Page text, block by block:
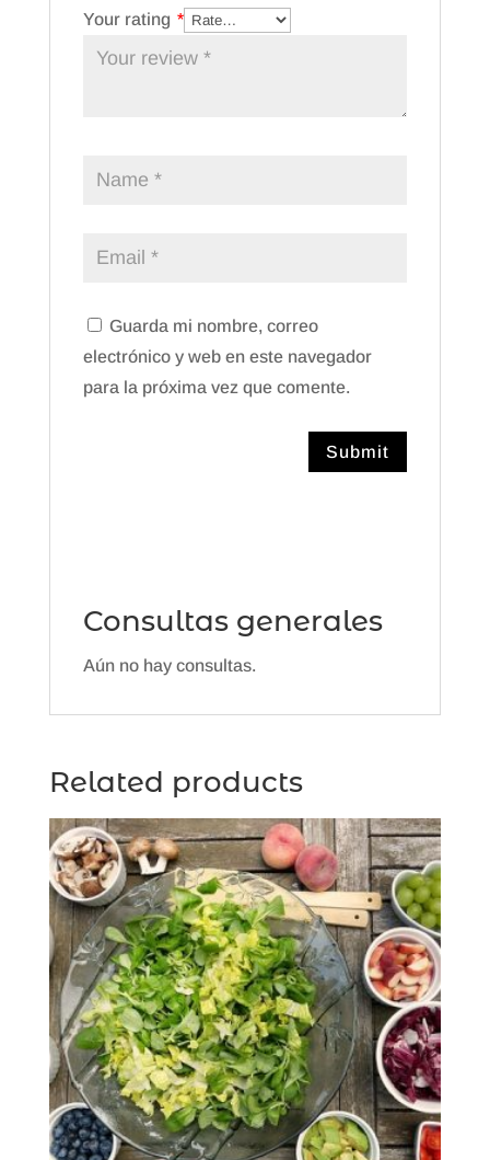
Your rating *
Guarda mi nombre, correo
electrónico y web en este navegador
para la próxima vez que comente.
Consultas generales
Aún no hay consultas.
Related products